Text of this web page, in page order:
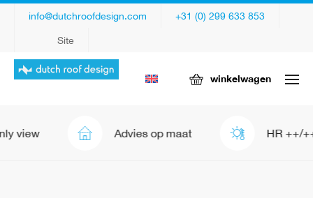
info@dutchroofdesign.com +31 (0) 299 633 853
Site
winkelwagen
view Advies op maat HR ++/